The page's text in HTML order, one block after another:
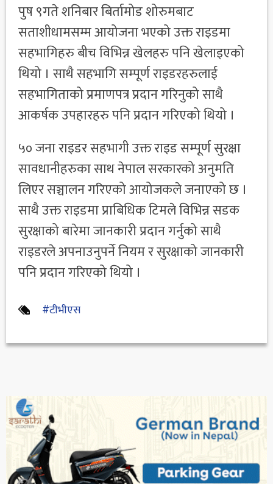
पुष ९गते शनिबार बिर्तामोड शोरुमबाट
सताशीधामसम्म आयोजना भएको उक्त राइडमा
सहभागिहरु बीच विभिन्न खेलहरु पनि खेलाइएको
थियो । साथै सहभागि सम्पूर्ण राइडरहरुलाई
सहभागिताको प्रमाणपत्र प्रदान गरिनुको साथै
आकर्षक उपहारहरु पनि प्रदान गरिएको थियो ।
५० जना राइडर सहभागी उक्त राइड सम्पूर्ण सुरक्षा
सावधानीहरुका साथ नेपाल सरकारको अनुमति
लिएर सञ्चालन गरिएको आयोजकले जनाएको छ ।
साथै उक्त राइडमा प्राबिधिक टिमले विभिन्न सडक
सुरक्षाको बारेमा जानकारी प्रदान गर्नुको साथै
राइडरले अपनाउनुपर्ने नियम र सुरक्षाको जानकारी
पनि प्रदान गरिएको थियो ।
#टीभीएस